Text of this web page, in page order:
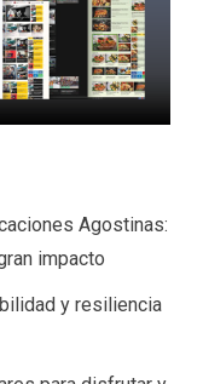
Agostinas:
impacto
y resiliencia